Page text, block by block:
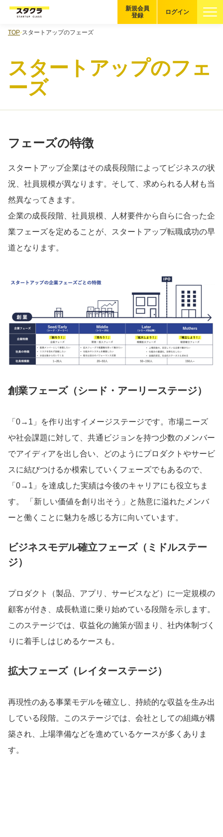
企業を探す
適性診断
スタートアップ厳選の仕組み
紹介する企業について
登録者の転職・副業実績
Startup Magazine
注目スタートアップ
特集記事
転職
大学発スタートアップ
導入事例
法人向け資料ダウンロード
/採用検討企業様へ
利用規約プライバシーポリシー 採用情報会社概要採用検討企業様へ
パートナーの方へ
ログイン
新規会員
登録
TOP スタートアップのフェーズ
スタートアップのフェ
ーズ
フェーズの特徴
スタートアップ企業はその成長段階によってビジネスの状
況、社員規模が異なります。そして、求められる人材も当
然異なってきます。
企業の成長段階、社員規模、人材要件から自らに合った企
業フェーズを定めることが、スタートアップ転職成功の早
道となります。
創業フェーズ（シード・アーリーステージ）
「0→1」を作り出すイメージステージです。市場ニーズ
や社会課題に対して、共通ビジョンを持つ少数のメンバー
でアイディアを出し合い、どのようにプロダクトやサービ
スに結びつけるか模索していくフェーズでもあるので、
「0→1」を達成した実績は今後のキャリアにも役立ちま
す。 「新しい価値を創り出そう」と熱意に溢れたメンバ
ーと働くことに魅力を感じる方に向いています。
ビジネスモデル確立フェーズ（ミドルステー
ジ）
プロダクト（製品、アプリ、サービスなど）に一定規模の
顧客が付き、成長軌道に乗り始めている段階を示します。
このステージでは、収益化の施策が固まり、社内体制づく
りに着手しはじめるケースも。
拡大フェーズ（レイターステージ）
再現性のある事業モデルを確立し、持続的な収益を生み出
している段階。このステージでは、会社としての組織が構
築され、上場準備などを進めているケースが多くありま
す。